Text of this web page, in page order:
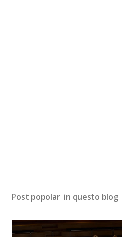
Post popolari in questo blog